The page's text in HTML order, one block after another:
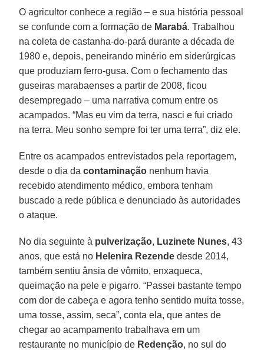
O agricultor conhece a região – e sua história pessoal
se confunde com a formação de Marabá. Trabalhou
na coleta de castanha-do-pará durante a década de
1980 e, depois, peneirando minério em siderúrgicas
que produziam ferro-gusa. Com o fechamento das
guseiras marabaenses a partir de 2008, ficou
desempregado – uma narrativa comum entre os
acampados. “Mas eu vim da terra, nasci e fui criado
na terra. Meu sonho sempre foi ter uma terra”, diz ele.
Entre os acampados entrevistados pela reportagem,
desde o dia dacontaminação nenhum havia
recebido atendimento médico, embora tenham
buscado a rede pública e denunciado às autoridades
o ataque.
No dia seguinte à pulverização, Luzinete Nunes, 43
anos, que está no Helenira Rezende desde 2014,
também sentiu ânsia de vômito, enxaqueca,
queimação na pele e pigarro. “Passei bastante tempo
com dor de cabeça e agora tenho sentido muita tosse,
uma tosse, assim, seca”, conta ela, que antes de
chegar ao acampamento trabalhava em um
restaurante no município de Redenção, no sul do